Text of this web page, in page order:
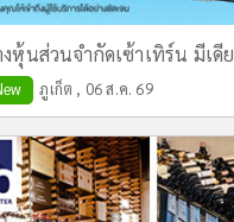
หุ้นส่วนจำกัดเซ้าเทิร์น มีเดีย
ภูเก็ต , 06 ส.ค. 69